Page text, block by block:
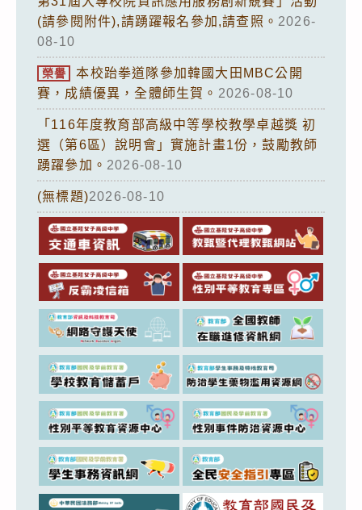
(請參閱附件),請踴躍報名參加,請查照。 2026-
08-10
榮譽
本校跆拳道隊參加韓國大田MBC公開
賽，成績優異，全體師生賀。 2026-08-10
「116年度教育部高級中等學校教學卓越獎 初
選（第6區）說明會」實施計畫1份，鼓勵教師
踴躍參加。 2026-08-10
(無標題)2026-08-10